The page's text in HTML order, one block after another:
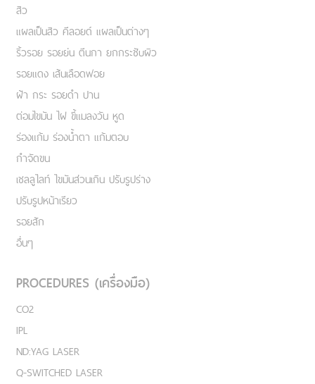
สิว
แผลเป็นสิว คีลอยด์ แผลเป็นต่างๆ
ริ้วรอย รอยย่น ตีนกา ยกกระชับผิว
รอยแดง เส้นเลือดฟอย
ฝ้า กระ รอยดำ ปาน
ต่อมไขมัน ไฝ ขี้แมลงวัน หูด
ร่องแก้ม ร่องน้ำตา แก้มตอบ
กำจัดขน
เชลลูไลท์ ไขมันส่วนเกิน ปรับรูปร่าง
ปรับรูปหน้าเรียว
รอยสัก
อื่นๆ
PROCEDURES (เครื่องมือ)
CO2
IPL
ND:YAG LASER
Q-SWITCHED LASER